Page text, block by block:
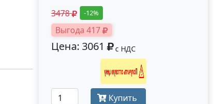
3478
-12%
Выгода 417
Цена: 3061 с НДС
Получить оптовую цену
Купить